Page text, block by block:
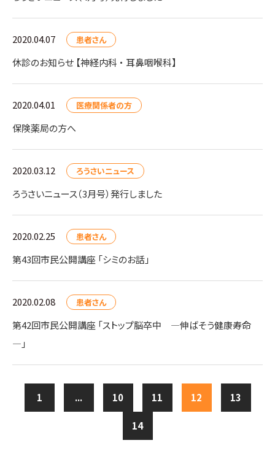
2020.04.07 患者さん
休診のお知らせ 【神経内科 ・ 耳鼻咽喉科】
2020.04.01 医療関係者の方
保険薬局の方へ
2020.03.12 ろうさいニュース
ろうさいニュース（3月号）発行しました
2020.02.25 患者さん
第43回市民公開講座 「シミのお話」
2020.02.08 患者さん
第42回市民公開講座 「ストップ脳卒中 ―伸ばそう健康寿命
―」
1 ... 10 11 12 13
14